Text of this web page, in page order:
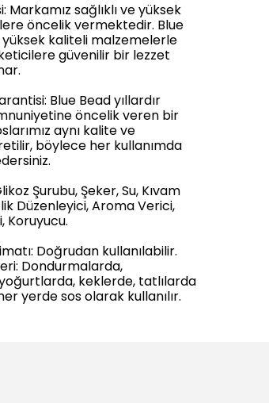
Markamız sağlıklı ve yüksek
öncelik vermektedir. Blue
yüksek kaliteli malzemelerle
güvenilir bir lezzet
Blue Bead yıllardır
öncelik veren bir
aynı kalite ve
böylece her kullanımda
Şurubu, Şeker, Su, Kıvam
Düzenleyici, Aroma Verici,
Koruyucu.
Doğrudan kullanılabilir.
Dondurmalarda,
keklerde, tatlılarda
yerde sos olarak kullanılır.